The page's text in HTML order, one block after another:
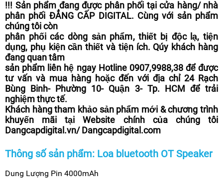
!!! Sản phẩm đang được phân phối tại cửa hàng/ nhà
phân phối ĐẲNG CẤP DIGITAL. Cùng với sản phẩm
chúng tôi còn
phân phối các dòng sản phẩm, thiết bị độc lạ, tiện
dụng, phụ kiện cần thiết và tiện ích. Qúy khách hàng
đang quan tâm
sản phẩm liên hệ ngay Hotline 0907,9988,38 để được
tư vấn và mua hàng hoặc đến với địa chỉ 24 Rạch
Bùng Binh- Phường 10- Quận 3- Tp. HCM để trải
nghiệm thực tế.
Khách hàng tham khảo sản phẩm mới & chương trình
khuyến mãi tại Website chính của chúng tôi
Dangcapdigital.vn/ Dangcapdigital.com
Thông số sản phẩm: Loa bluetooth OT Speaker
Dung Lượng Pin 4000mAh